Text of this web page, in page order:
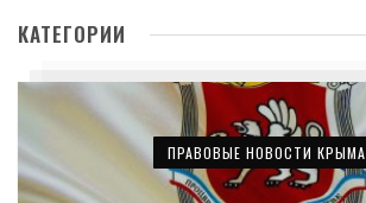
КАТЕГОРИИ
ПРАВОВЫЕ НОВОСТИ КРЫМА